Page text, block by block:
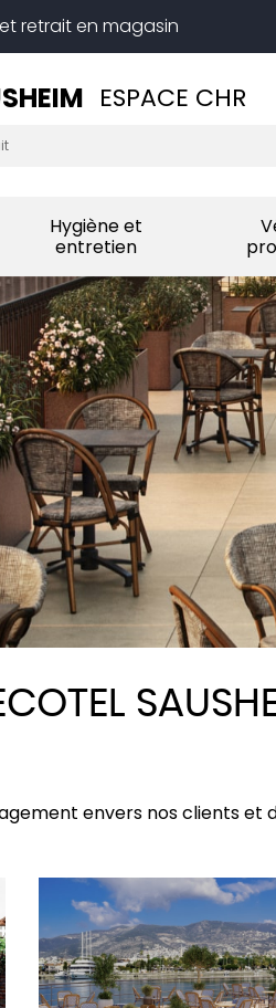
retrait en magasin
ESPACE CHR
Hygiène et
entretien
envers nos clients